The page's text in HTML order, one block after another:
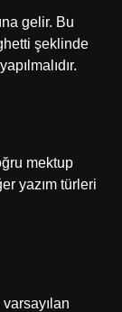
gelir. Bu
şeklinde
mektup
yazım türleri